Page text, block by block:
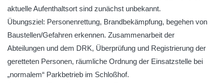
aktuelle Aufenthaltsort sind zunächst unbekannt.
Übungsziel: Personenrettung, Brandbekämpfung, begehen von
Baustellen/Gefahren erkennen. Zusammenarbeit der
Abteilungen und dem DRK, Überprüfung und Registrierung der
geretteten Personen, räumliche Ordnung der Einsatzstelle bei
„normalem“ Parkbetrieb im Schloßhof.